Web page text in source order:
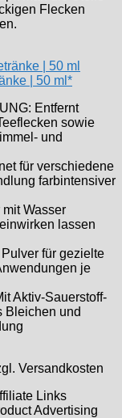
Flecken
| 50 ml*
Entfernt
sowie
und
für verschiedene
farbintensiver
Wasser
lassen
für gezielte
je
Aktiv-Sauerstoff-
Bleichen und
Versandkosten
Links
Advertising